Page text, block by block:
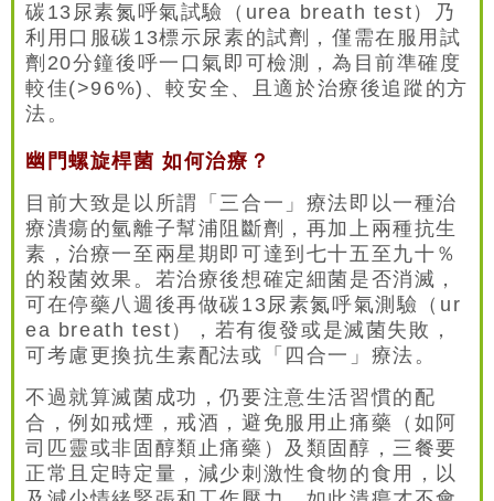
碳13尿素氮呼氣試驗（urea breath test）乃
利用口服碳13標示尿素的試劑，僅需在服用試
劑20分鐘後呼一口氣即可檢測，為目前準確度
較佳(>96%)、較安全、且適於治療後追蹤的方
法。
幽門螺旋桿菌 如何治療？
目前大致是以所謂「三合一」療法即以一種治
療潰瘍的氫離子幫浦阻斷劑，再加上兩種抗生
素，治療一至兩星期即可達到七十五至九十％
的殺菌效果。若治療後想確定細菌是否消滅，
可在停藥八週後再做碳13尿素氮呼氣測驗（ur
ea breath test），若有復發或是滅菌失敗，
可考慮更換抗生素配法或「四合一」療法。
不過就算滅菌成功，仍要注意生活習慣的配
合，例如戒煙，戒酒，避免服用止痛藥（如阿
司匹靈或非固醇類止痛藥）及類固醇，三餐要
正常且定時定量，減少刺激性食物的食用，以